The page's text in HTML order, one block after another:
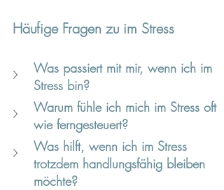
Häufige Fragen zu im Stress
Was passiert mit mir, wenn ich im
Stress bin?
Warum fühle ich mich im Stress oft
wie ferngesteuert?
Was hilft, wenn ich im Stress
trotzdem handlungsfähig bleiben
möchte?